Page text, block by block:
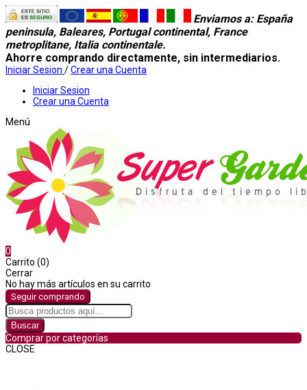
Enviamos a: España
peninsula, Baleares, Portugal continental, France
metroplitane, Italia continentale.
Ahorre comprando directamente, sin intermediarios.
Iniciar Sesion /Crear una Cuenta
Iniciar Sesion
Crear una Cuenta
Menú
0
Carrito (0)
Cerrar
No hay más artículos en su carrito
Seguir comprando
Buscar
Comprar por categorías
CLOSE